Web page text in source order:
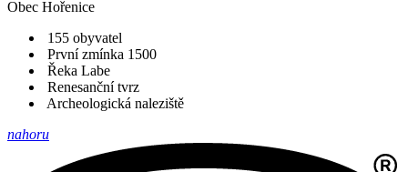
Obec Hořenice
155 obyvatel
První zmínka 1500
Řeka Labe
Renesanční tvrz
Archeologická naleziště
nahoru